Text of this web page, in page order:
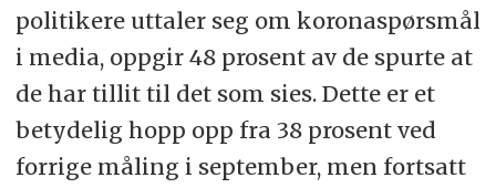
politikere uttaler seg om koronaspørsmål
i media, oppgir 48 prosent av de spurte at
de har tillit til det som sies. Dette er et
betydelig hopp opp fra 38 prosent ved
forrige måling i september, men fortsatt